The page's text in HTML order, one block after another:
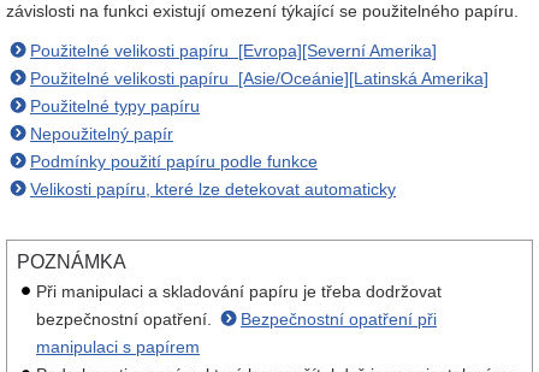
závislosti na funkci existují omezení týkající se použitelného papíru.
Použitelné velikosti papíru [Evropa][Severní Amerika]
Použitelné velikosti papíru [Asie/Oceánie][Latinská Amerika]
Použitelné typy papíru
Nepoužitelný papír
Podmínky použití papíru podle funkce
Velikosti papíru, které lze detekovat automaticky
POZNÁMKA
Při manipulaci a skladování papíru je třeba dodržovat
bezpečnostní opatření.
Bezpečnostní opatření při
manipulaci s papírem